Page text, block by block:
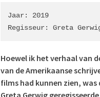
Jaar: 2019
Regisseur: Greta
Hoewel ik het verhaal van
van de Amerikaanse
films had kunnen zien,
Greta Gerwig